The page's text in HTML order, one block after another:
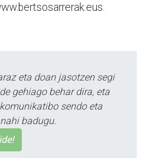
eta doan jasotzen segi
gehiago behar dira, eta
sendo eta
badugu.